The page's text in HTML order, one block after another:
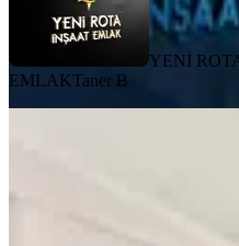
YENİ
EMLAKTaner B
Onikişubat,